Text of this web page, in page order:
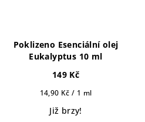
Poklizeno Esenciální olej
Eukalyptus 10 ml
149 Kč
Měrná
14,90 Kč / 1 ml
Již brzy!